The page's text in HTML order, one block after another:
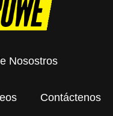
Nosostros
Contáctenos